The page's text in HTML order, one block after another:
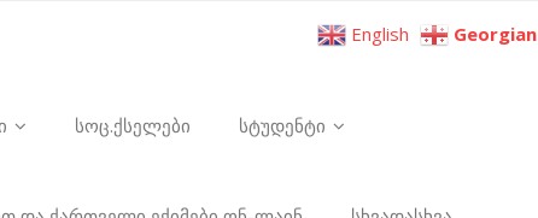
სოც.ქსელები სტუდენტი
English Georgian